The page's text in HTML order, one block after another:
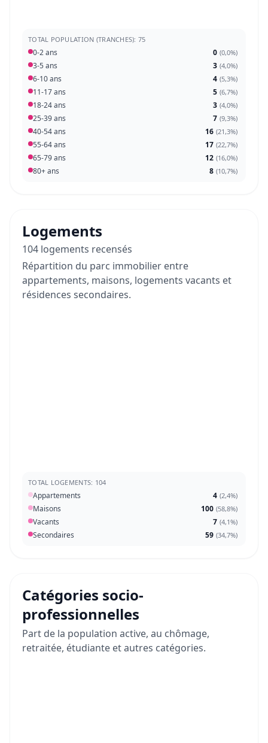
TOTAL POPULATION (TRANCHES): 75
0-2 ans 0 (0,0%)
3-5 ans 3 (4,0%)
6-10 ans 4 (5,3%)
11-17 ans 5 (6,7%)
18-24 ans 3 (4,0%)
25-39 ans 7 (9,3%)
40-54 ans 16 (21,3%)
55-64 ans 17 (22,7%)
65-79 ans 12 (16,0%)
80+ ans 8 (10,7%)
Logements
104 logements recensés
Répartition du parc immobilier entre
appartements, maisons, logements vacants et
résidences secondaires.
TOTAL LOGEMENTS: 104
Appartements 4 (2,4%)
Maisons 100 (58,8%)
Vacants 7 (4,1%)
Secondaires 59 (34,7%)
Catégories socio-
professionnelles
Part de la population active, au chômage,
retraitée, étudiante et autres catégories.